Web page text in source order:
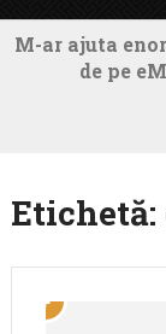
M-ar ajuta
de pe
Etichetă: